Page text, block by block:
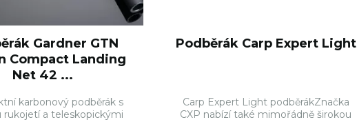
Gardner GTN
Compact Landing
Net 42 ...
karbonový podběrák s
rukojetí a teleskopickými
Podběrák Carp Expert Light
Carp Expert Light podběrákZnačka
CXP nabízí také mimořádně širokou